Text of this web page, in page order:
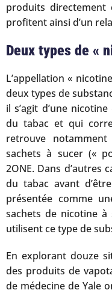
produits directement
profitent ainsi d’un
Deux types de «
L’appellation «
deux types de
il s’agit d’une
du tabac et qui
retrouve
sachets à sucer («
2ONE. Dans d’autres
du tabac avant
présentée comme
sachets de nicotine
utilisent ce type de
En explorant douze
des produits de
de médecine de Yale